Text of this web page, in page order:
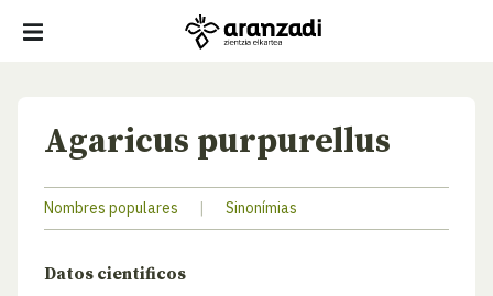
Agaricus purpurellus
Nombres populares | Sinonímias
Datos cientificos